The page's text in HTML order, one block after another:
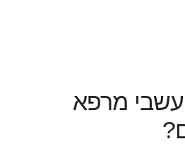
עשבי מרפא